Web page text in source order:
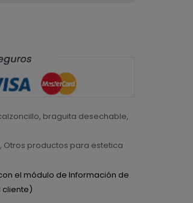
, braguita desechable,
, Otros productos para estetica
el módulo de Información de
cliente)